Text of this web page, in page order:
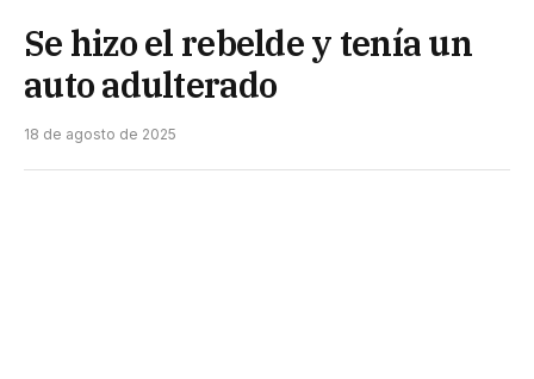
Se hizo el rebelde y tenía un
auto adulterado
18 de agosto de 2025